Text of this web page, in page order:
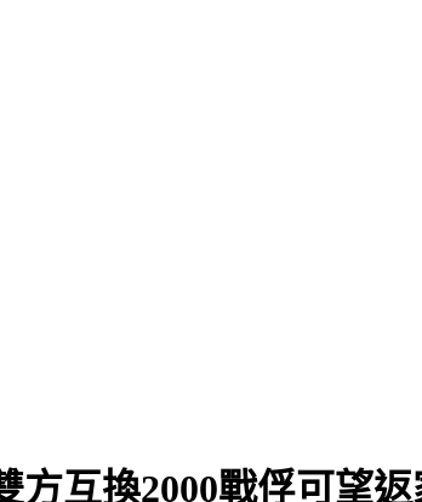
互換2000戰俘可望返